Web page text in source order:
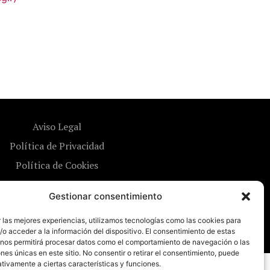
Gestionar consentimiento
las mejores experiencias, utilizamos tecnologías como las cookies para
o acceder a la información del dispositivo. El consentimiento de estas
permitirá procesar datos como el comportamiento de navegación o las
únicas en este sitio. No consentir o retirar el consentimiento, puede
a ciertas características y funciones.
Aviso Legal
Política de Privacidad
Política de Cookies